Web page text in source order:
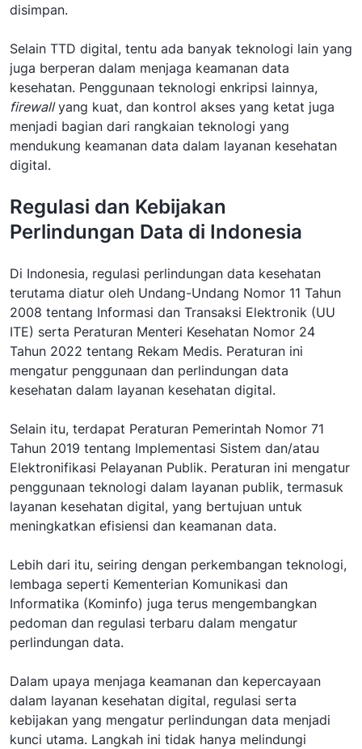
disimpan.
Selain TTD digital, tentu ada banyak teknologi lain yang
juga berperan dalam menjaga keamanan data
kesehatan. Penggunaan teknologi enkripsi lainnya,
firewallyang kuat, dan kontrol akses yang ketat juga
menjadi bagian dari rangkaian teknologi yang
mendukung keamanan data dalam layanan kesehatan
digital.
Regulasi dan Kebijakan
Perlindungan Data di Indonesia
Di Indonesia, regulasi perlindungan data kesehatan
terutama diatur oleh Undang-Undang Nomor 11 Tahun
2008 tentang Informasi dan Transaksi Elektronik (UU
ITE) serta Peraturan Menteri Kesehatan Nomor 24
Tahun 2022 tentang Rekam Medis. Peraturan ini
mengatur penggunaan dan perlindungan data
kesehatan dalam layanan kesehatan digital.
Selain itu, terdapat Peraturan Pemerintah Nomor 71
Tahun 2019 tentang Implementasi Sistem dan/atau
Elektronifikasi Pelayanan Publik. Peraturan ini mengatur
penggunaan teknologi dalam layanan publik, termasuk
layanan kesehatan digital, yang bertujuan untuk
meningkatkan efisiensi dan keamanan data.
Lebih dari itu, seiring dengan perkembangan teknologi,
lembaga seperti Kementerian Komunikasi dan
Informatika (Kominfo) juga terus mengembangkan
pedoman dan regulasi terbaru dalam mengatur
perlindungan data.
Dalam upaya menjaga keamanan dan kepercayaan
dalam layanan kesehatan digital, regulasi serta
kebijakan yang mengatur perlindungan data menjadi
kunci utama. Langkah ini tidak hanya melindungi